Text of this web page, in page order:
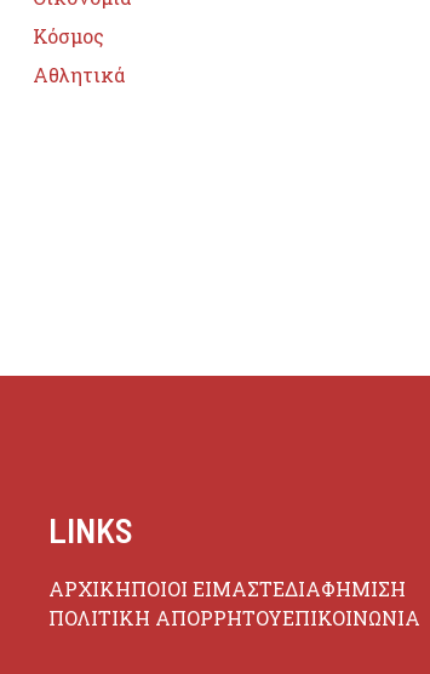
Κόσμος
Αθλητικά
LINKS
ΑΡΧΙΚΗΠΟΙΟΙ ΕΙΜΑΣΤΕΔΙΑΦΗΜΙΣΗ
ΠΟΛΙΤΙΚΗ ΑΠΟΡΡΗΤΟΥΕΠΙΚΟΙΝΩΝΙΑ